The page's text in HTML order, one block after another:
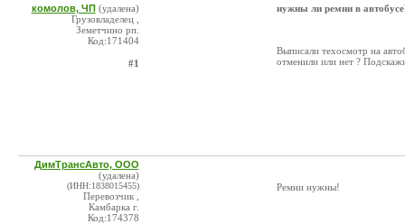
комолов, ЧП (удалена)
Грузовладелец ,
Земетчино рп.
Код:171404
#1
нужны ли ремни в
Выписали техосмотр на
отменили или нет ?
ДимТрансАвто, ООО
(удалена)
(ИНН:1838015455)
Перевозчик ,
Камбарка г.
Код:174378
Ремни нужны!